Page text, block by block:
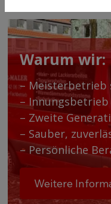
Warum wir:
– Meisterbetrieb
–
– Zweite
– Sauber,
– Persönliche
Weitere